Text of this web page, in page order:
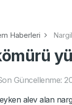
Haberleri
Güncellenme:
alev alan